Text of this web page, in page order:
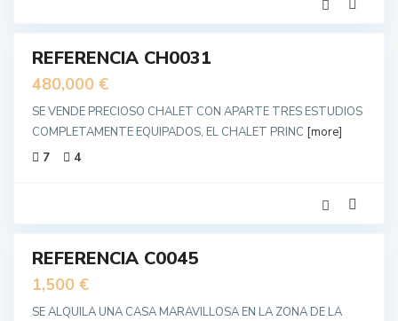
REFERENCIA CH0031
480,000 €
SE VENDE PRECIOSO CHALET CON APARTE TRES ESTUDIOS
COMPLETAMENTE EQUIPADOS, EL CHALET PRINC [more]
7
4
REFERENCIA C0045
1,500 €
SE ALQUILA UNA CASA MARAVILLOSA EN LA ZONA DE LA